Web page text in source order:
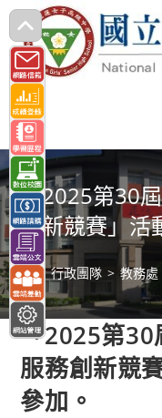
跳
轉
至
主
要
內
容 「2025第30
創新競賽」活
> 行政團隊 > 教務處
「2025第30
服務創新競
參加。